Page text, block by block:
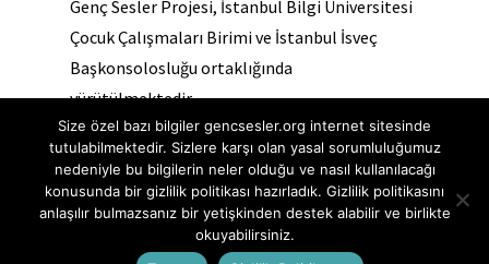
Genç Sesler Projesi, İstanbul Bilgi Üniversitesi
Çocuk Çalışmaları Birimi ve İstanbul İsveç
Başkonsolosluğu ortaklığında
yürütülmektedir.
© 2020 Genç Sesler Websitesinin tüm hakları saklıdır. |
Size özel bazı bilgiler gencsesler.org internet sitesinde
tutulabilmektedir. Sizlere karşı olan yasal sorumluluğumuz
nedeniyle bu bilgilerin neler olduğu ve nasıl kullanılacağı
konusunda bir gizlilik politikası hazırladık. Gizlilik politikasını
anlaşılır bulmazsanız bir yetişkinden destek alabilir ve birlikte
okuyabilirsiniz.